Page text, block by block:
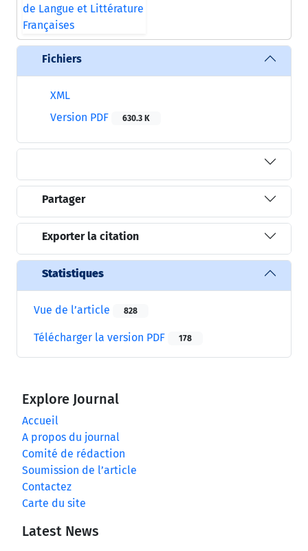
Fichiers
XML
Version PDF
630.3 K
Partager
Exporter la citation
Statistiques
Vue de l’article 828
Télécharger la version PDF 178
Explore Journal
Accueil
A propos du journal
Comité de rédaction
Soumission de l’article
Contactez
Carte du site
Latest News